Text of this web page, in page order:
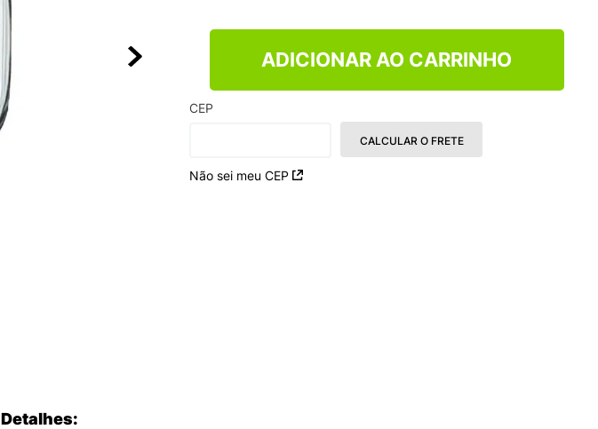
ADICIONAR AO CARRINHO
CEP
Não sei meu CEP
CALCULAR O FRETE
Detalhes: